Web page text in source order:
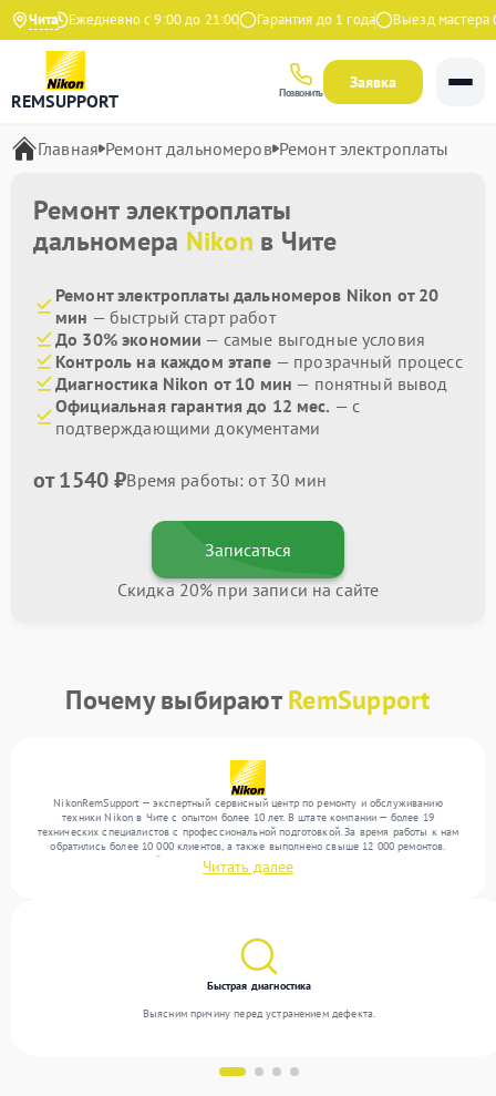
ЧитаЕжедневно с 9:00 до 21:00 Гарантия до 1 года Выезд мастера
REMSUPPORT Позвонить
Заявка
Главная Ремонт дальномеров Ремонт электроплаты
Ремонт электроплаты
дальномера Nikon в Чите
Ремонт электроплаты дальномеров Nikon от 20
мин — быстрый старт работ
До 30% экономии — самые выгодные условия
Контроль на каждом этапе — прозрачный процесс
Диагностика Nikon от 10 мин — понятный вывод
Официальная гарантия до 12 мес. — с
подтверждающими документами
от 1540 ₽Время работы: от 30 мин
Записаться
Скидка 20% при записи на сайте
Почему выбираютRemSupport
NikonRemSupport — экспертный сервисный центр по ремонту и обслуживанию
техники Nikon в Чите с опытом более 10 лет. В штате компании — более 19
технических специалистов с профессиональной подготовкой. За время работы к нам
обратились более 10 000 клиентов, а также выполнено свыше 12 000 ремонтов.
Ежемесячно в сервисный центр поступает свыше 300 единиц техники, включая , , . Мы
выполняем ремонт различного уровня сложности и поддерживаем высокий стандарт
Читать далее
Быстрая диагностика
Выясним причину перед устранением дефекта.